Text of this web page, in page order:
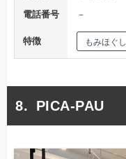
電話番号
－
特徴 もみほぐし
PICA-PAU